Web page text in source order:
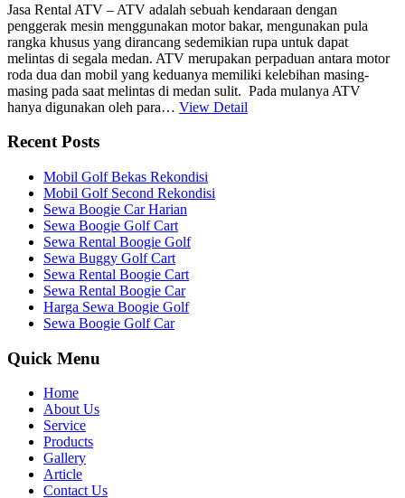
Jasa Rental ATV – ATV adalah sebuah kendaraan dengan
penggerak mesin menggunakan motor bakar, mengunakan pula
rangka khusus yang dirancang sedemikian rupa untuk dapat
melintas di segala medan. ATV merupakan perpaduan antara motor
roda dua dan mobil yang keduanya memiliki kelebihan masing-
masing pada saat melintas di medan sulit. Pada mulanya ATV
hanya digunakan oleh para… View Detail
Recent Posts
Mobil Golf Bekas Rekondisi
Mobil Golf Second Rekondisi
Sewa Boogie Car Harian
Sewa Boogie Golf Cart
Sewa Rental Boogie Golf
Sewa Buggy Golf Cart
Sewa Rental Boogie Cart
Sewa Rental Boogie Car
Harga Sewa Boogie Golf
Sewa Boogie Golf Car
Quick Menu
Home
About Us
Service
Products
Gallery
Article
Contact Us